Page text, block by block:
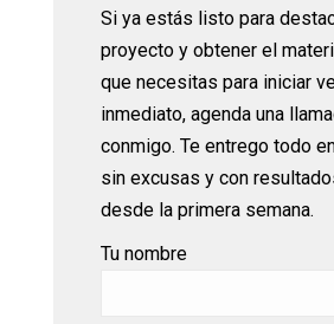
Si ya estás listo para
proyecto y obtener el
que necesitas para iniciar
inmediato, agenda una
conmigo. Te entrego todo
sin excusas y con
desde la primera semana.
Tu nombre